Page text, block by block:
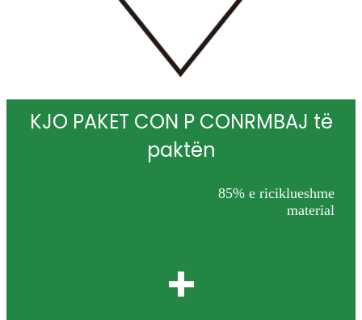
KJO PAKET CON P CONRMBAJ të
paktën
85% e riciklueshme
material
+